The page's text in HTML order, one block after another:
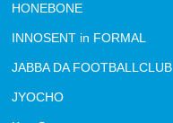
HONEBONE
INNOSENT in FORMAL
JABBA DA FOOTBALLCLUB
JYOCHO